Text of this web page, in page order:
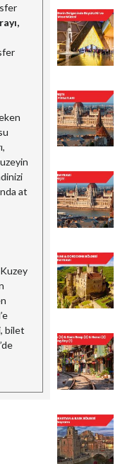
at
bilet